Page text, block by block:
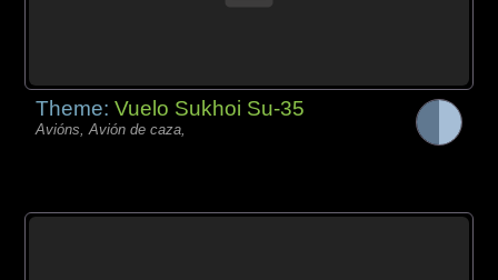
Theme:Vuelo Sukhoi Su-35
Avións, Avión de caza,